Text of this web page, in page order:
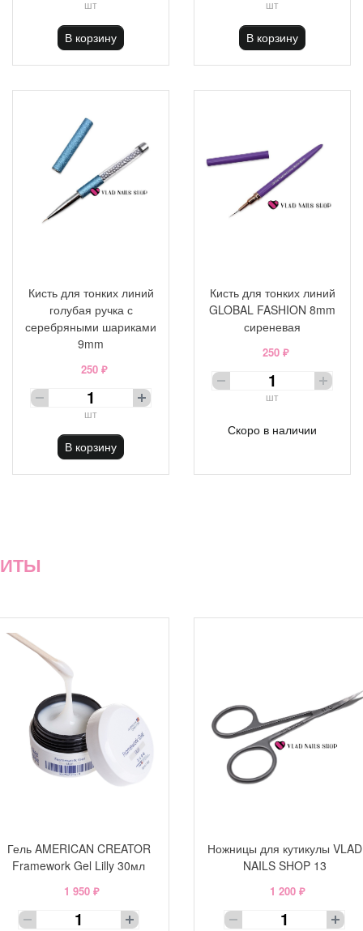
шт
В корзину
шт
В корзину
Кисть для тонких линий
голубая ручка с
серебряными шариками
9mm
250 ₽
шт
В корзину
Кисть для тонких линий
GLOBAL FASHION 8mm
сиреневая
250 ₽
шт
Скоро в наличии
Гель AMERICAN CREATOR
Framework Gel Lilly 30мл
1 950 ₽
Ножницы для кутикулы VLAD
NAILS SHOP 13
1 200 ₽